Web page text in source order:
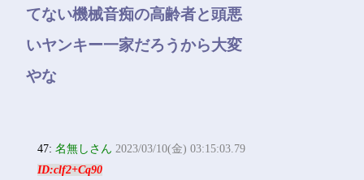
てない機械音痴の高齢者と頭悪
いヤンキー一家だろうから大変
やな
47:名無しさん 2023/03/10(金) 03:15:03.79
ID:clf2+Cq90